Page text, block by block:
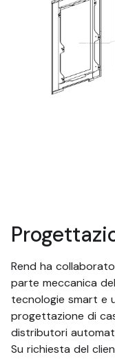
Rend ha
parte meccanica
tecnologie smart e
progettazione di
distributori
Su richiesta del